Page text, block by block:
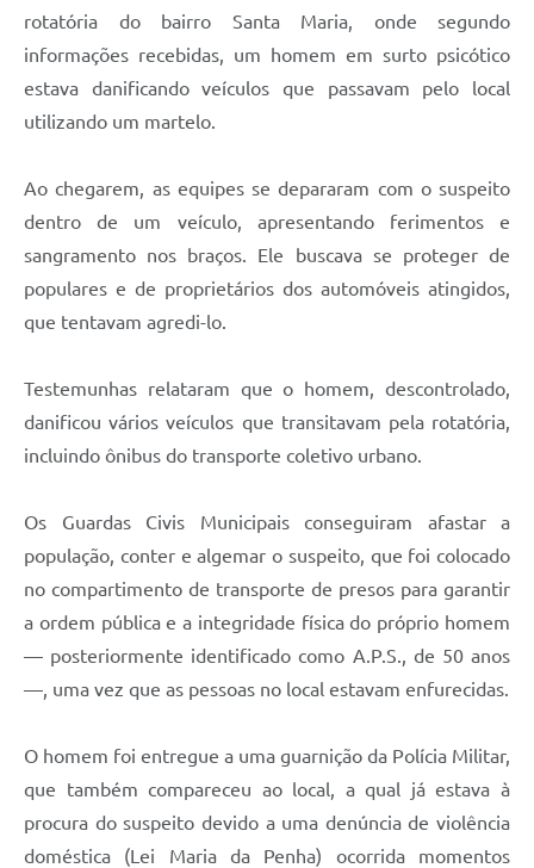
rotatória do bairro Santa Maria, onde segundo
informações recebidas, um homem em surto psicótico
estava danificando veículos que passavam pelo local
utilizando um martelo.
Ao chegarem, as equipes se depararam com o suspeito
dentro de um veículo, apresentando ferimentos e
sangramento nos braços. Ele buscava se proteger de
populares e de proprietários dos automóveis atingidos,
que tentavam agredi-lo.
Testemunhas relataram que o homem, descontrolado,
danificou vários veículos que transitavam pela rotatória,
incluindo ônibus do transporte coletivo urbano.
Os Guardas Civis Municipais conseguiram afastar a
população, conter e algemar o suspeito, que foi colocado
no compartimento de transporte de presos para garantir
a ordem pública e a integridade física do próprio homem
— posteriormente identificado como A.P.S., de 50 anos
—, uma vez que as pessoas no local estavam enfurecidas.
O homem foi entregue a uma guarnição da Polícia Militar,
que também compareceu ao local, a qual já estava à
procura do suspeito devido a uma denúncia de violência
doméstica (Lei Maria da Penha) ocorrida momentos